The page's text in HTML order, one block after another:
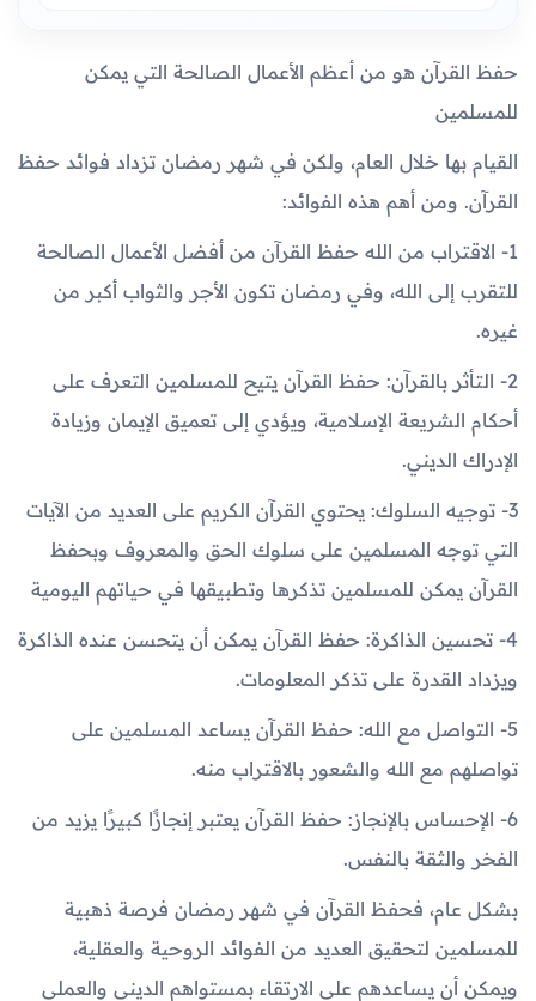
حفظ القرآن هو من أعظم الأعمال الصالحة التي يمكن
للمسلمين
القيام بها خلال العام، ولكن في شهر رمضان تزداد فوائد حفظ
القرآن. ومن أهم هذه الفوائد:
1- الاقتراب من الله حفظ القرآن من أفضل الأعمال الصالحة
للتقرب إلى الله، وفي رمضان تكون الأجر والثواب أكبر من
غيره.
2- التأثر بالقرآن: حفظ القرآن يتيح للمسلمين التعرف على
أحكام الشريعة الإسلامية، ويؤدي إلى تعميق الإيمان وزيادة
الإدراك الديني.
3- توجيه السلوك: يحتوي القرآن الكريم على العديد من الآيات
التي توجه المسلمين على سلوك الحق والمعروف وبحفظ
القرآن يمكن للمسلمين تذكرها وتطبيقها في حياتهم اليومية
4- تحسين الذاكرة: حفظ القرآن يمكن أن يتحسن عنده الذاكرة
ويزداد القدرة على تذكر المعلومات.
5- التواصل مع الله: حفظ القرآن يساعد المسلمين على
تواصلهم مع الله والشعور بالاقتراب منه.
6- الإحساس بالإنجاز: حفظ القرآن يعتبر إنجازًا كبيرًا يزيد من
الفخر والثقة بالنفس.
بشكل عام، فحفظ القرآن في شهر رمضان فرصة ذهبية
للمسلمين لتحقيق العديد من الفوائد الروحية والعقلية،
ويمكن أن يساعدهم على الارتقاء بمستواهم الديني والعملي